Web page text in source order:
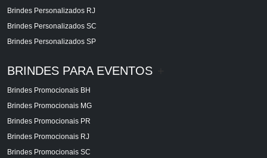
Brindes Personalizados RJ
Brindes Personalizados SC
Brindes Personalizados SP
BRINDES PARA EVENTOS
Brindes Promocionais BH
Brindes Promocionais MG
Brindes Promocionais PR
Brindes Promocionais RJ
Brindes Promocionais SC